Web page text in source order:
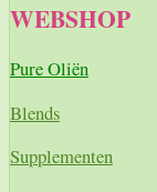
WEBSHOP
Pure Oliën
Blends
Supplementen